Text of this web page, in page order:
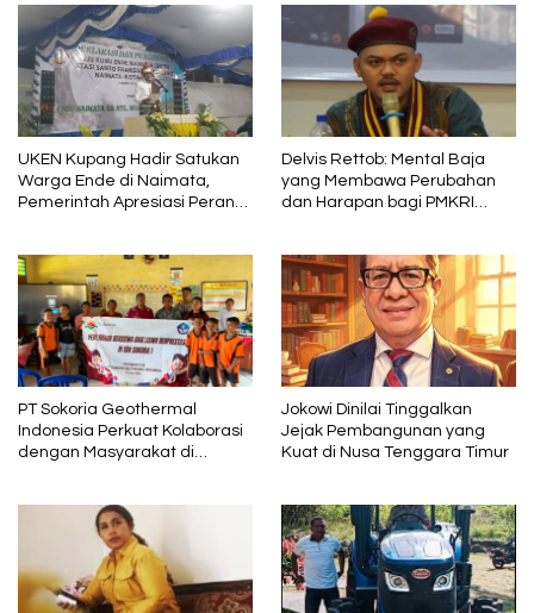
UKEN Kupang Hadir Satukan
Warga Ende di Naimata,
Pemerintah Apresiasi Peran
Delvis Rettob: Mental Baja
yang Membawa Perubahan
dan Harapan bagi PMKRI
PT Sokoria Geothermal
Indonesia Perkuat Kolaborasi
dengan Masyarakat di
Jokowi Dinilai Tinggalkan
Jejak Pembangunan yang
Kuat di Nusa Tenggara Timur